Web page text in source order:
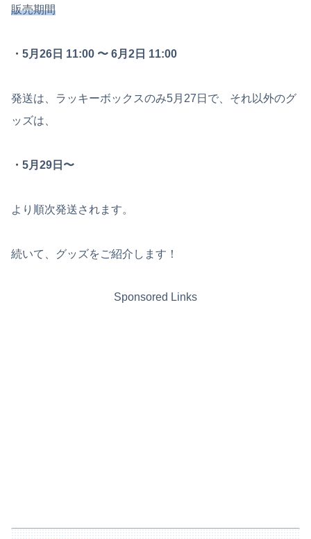
販売期間
・5月26日 11:00 〜 6月2日 11:00
発送は、ラッキーボックスのみ5月27日で、それ以外のグ
ッズは、
・5月29日〜
より順次発送されます。
続いて、グッズをご紹介します！
Sponsored Links